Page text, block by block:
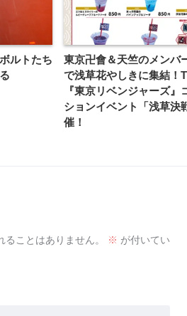
ルトたち
東京卍會＆天竺のメンバ
で浅草花やしきに集結！
『東京リベンジャーズ』
ションイベント「浅草決
催！
ことはありません。 ※ が付いてい